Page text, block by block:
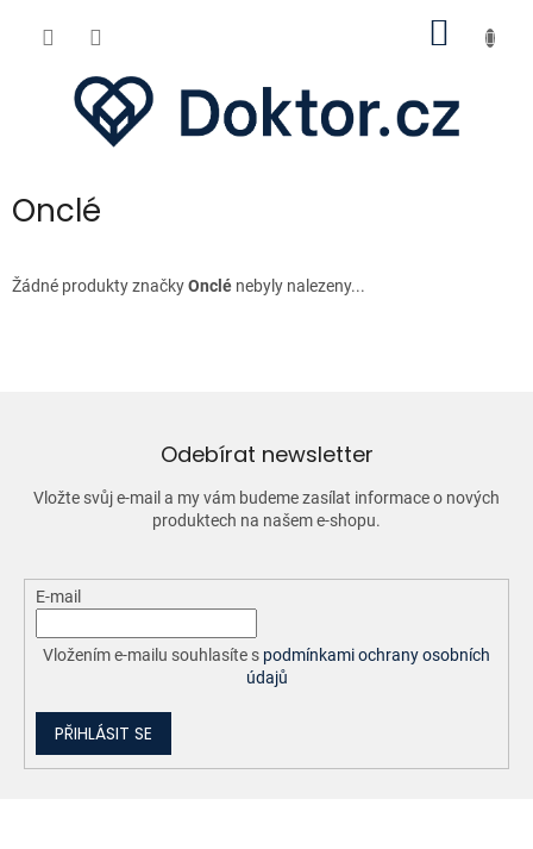
Onclé
Žádné produkty značkyOnclé nebyly nalezeny...
Odebírat newsletter
Vložte svůj e-mail a my vám budeme zasílat informace o nových
produktech na našem e-shopu.
E-mail
Vložením e-mailu souhlasíte s podmínkami ochrany osobních
údajů
PŘIHLÁSIT SE